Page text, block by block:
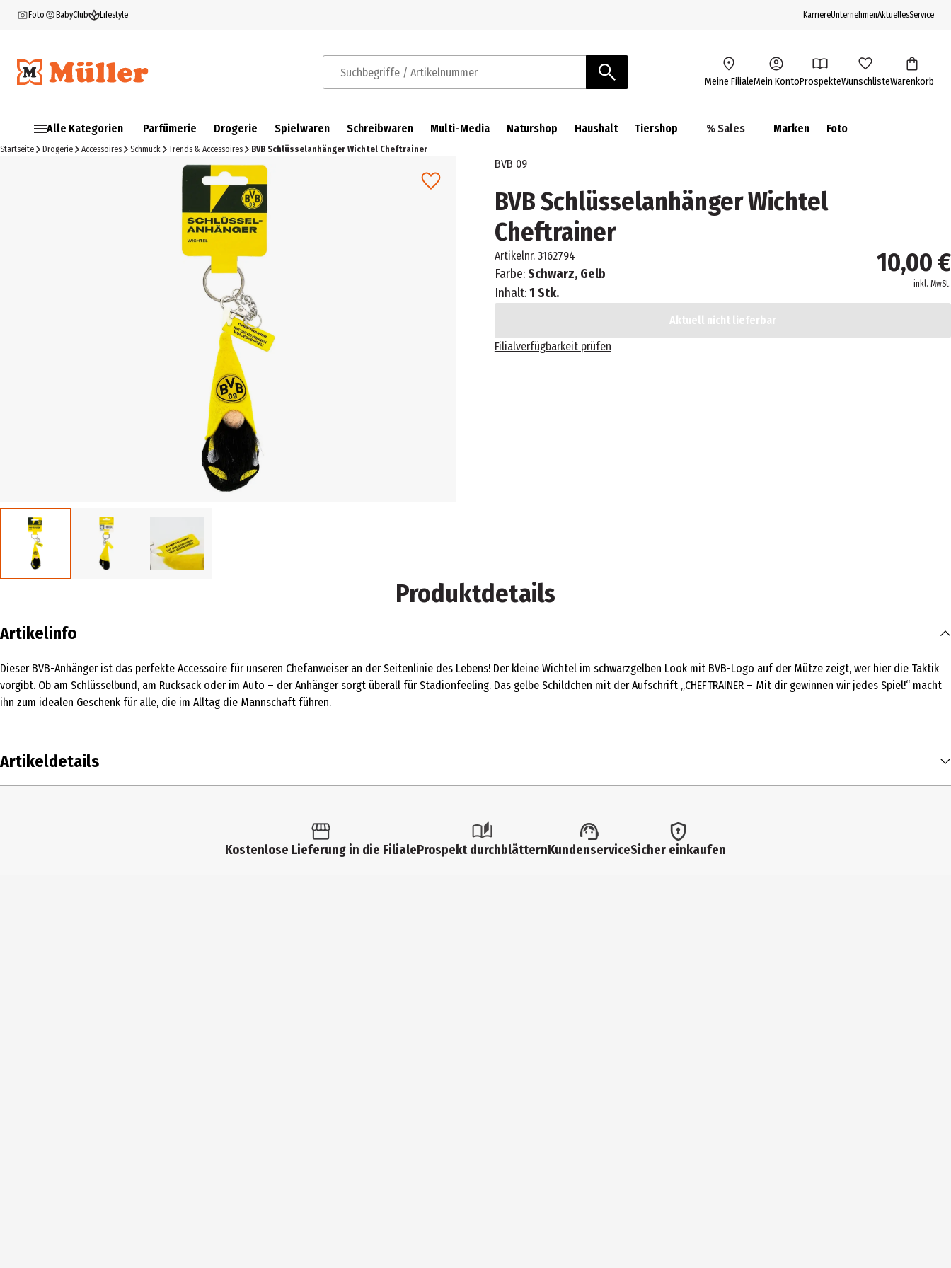
Foto BabyClub Lifestyle KarriereUnternehmenAktuellesService
Suchbegriffe / Artikelnummer Meine FilialeMein KontoProspekteWunschlisteWarenkorb
Alle Kategorien Parfümerie Drogerie Spielwaren Schreibwaren Multi-Media Naturshop Haushalt Tiershop % Sales Marken Foto
Startseite Drogerie Accessoires Schmuck Trends & Accessoires BVB Schlüsselanhänger Wichtel Cheftrainer
BVB 09
BVB Schlüsselanhänger Wichtel
Cheftrainer
Artikelnr. 3162794
Farbe:Schwarz, Gelb
Inhalt:1 Stk.
10,00 €
inkl. MwSt.
Aktuell nicht lieferbar
Filialverfügbarkeit prüfen
Produktdetails
Artikelinfo
Dieser BVB-Anhänger ist das perfekte Accessoire für unseren Chefanweiser an der Seitenlinie des Lebens! Der kleine Wichtel im schwarzgelben Look mit BVB-Logo auf der Mütze zeigt, wer hier die Taktik
vorgibt. Ob am Schlüsselbund, am Rucksack oder im Auto – der Anhänger sorgt überall für Stadionfeeling. Das gelbe Schildchen mit der Aufschrift „CHEFTRAINER – Mit dir gewinnen wir jedes Spiel!“ macht
ihn zum idealen Geschenk für alle, die im Alltag die Mannschaft führen.
Artikeldetails
Schlüsselanhänger
Metall, Polyester
Kostenlose Lieferung in die FilialeProspekt durchblätternKundenserviceSicher einkaufen